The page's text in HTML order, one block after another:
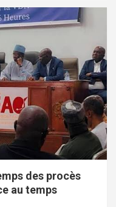
des procès
au temps